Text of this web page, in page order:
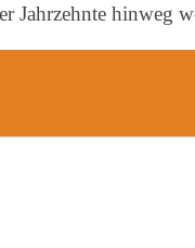
Jahrzehnte hinweg